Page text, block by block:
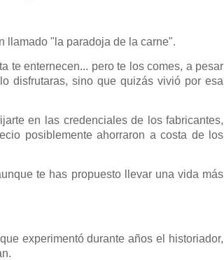
llamado "la paradoja de la carne".
te enternecen... pero te los comes, a pesar
disfrutaras, sino que quizás vivió por esa
en las credenciales de los fabricantes,
posiblemente ahorraron a costa de los
te has propuesto llevar una vida más
experimentó durante años el historiador,